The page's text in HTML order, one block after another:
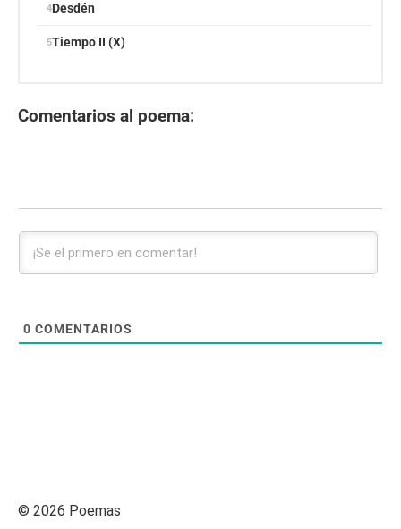
Desdén
Tiempo II (X)
Comentarios al poema:
0 COMENTARIOS
© 2026 Poemas